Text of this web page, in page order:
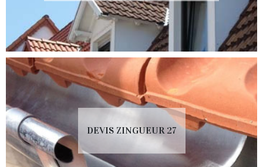
DEVIS ZINGUEUR 27